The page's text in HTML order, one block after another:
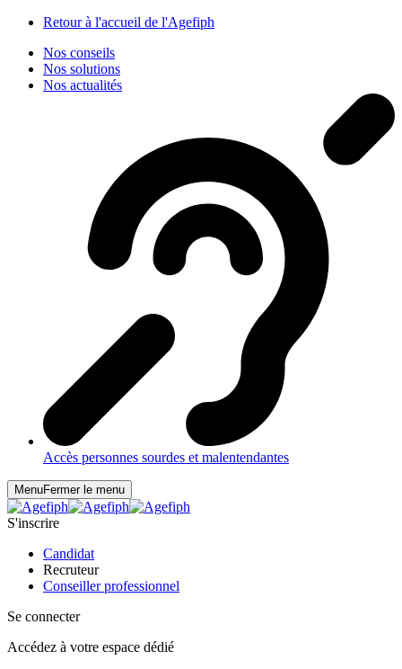
Retour à l'accueil de l'Agefiph
Nos conseils
Nos solutions
Nos actualités
Accès personnes sourdes et malentendantes
MenuFermer le menu
S'inscrire
Candidat
Recruteur
Conseiller professionnel
Se connecter
Accédez à votre espace dédié